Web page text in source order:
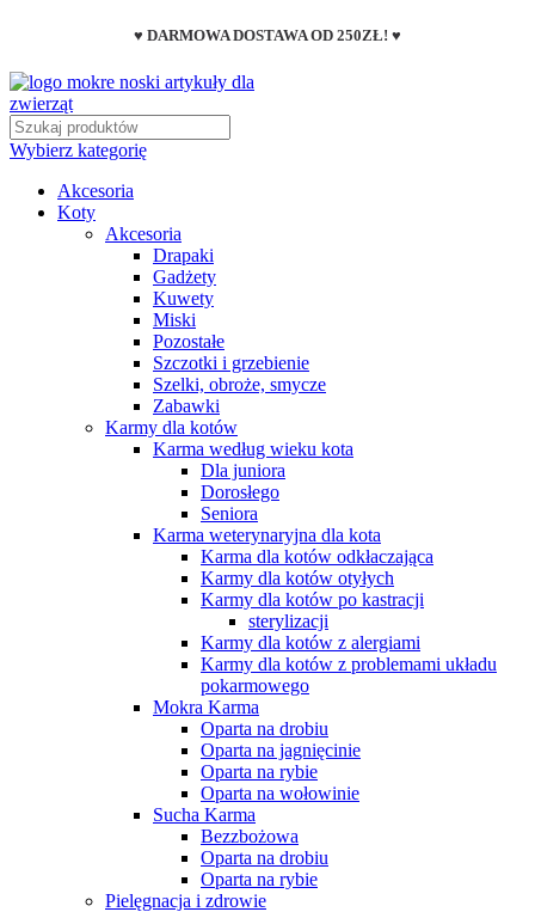
♥ DARMOWA DOSTAWA OD 250ZŁ! ♥
Wybierz kategorię
Akcesoria
Koty
Akcesoria
Drapaki
Gadżety
Kuwety
Miski
Pozostałe
Szczotki i grzebienie
Szelki, obroże, smycze
Zabawki
Karmy dla kotów
Karma według wieku kota
Dla juniora
Dorosłego
Seniora
Karma weterynaryjna dla kota
Karma dla kotów odkłaczająca
Karmy dla kotów otyłych
Karmy dla kotów po kastracji
sterylizacji
Karmy dla kotów z alergiami
Karmy dla kotów z problemami układu
pokarmowego
Mokra Karma
Oparta na drobiu
Oparta na jagnięcinie
Oparta na rybie
Oparta na wołowinie
Sucha Karma
Bezzbożowa
Oparta na drobiu
Oparta na rybie
Pielęgnacja i zdrowie